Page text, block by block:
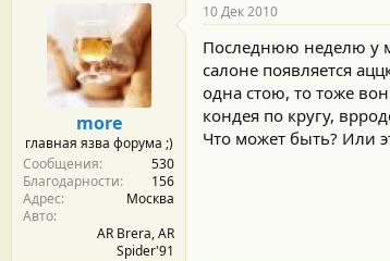
а
н
а
ч
а
л
а
more
главная язва форума ;)
Сообщения
530
Благодарности
156
Адрес
Москва
Авто
AR Brera, AR
Spider'91
10 Дек 2010
Последнюю неделю у
салоне появляется
одна стою, то тоже
кондея по кругу,
Что может быть? Или